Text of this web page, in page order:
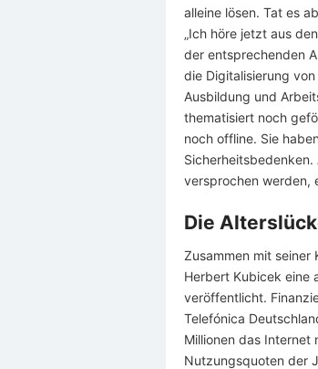
alleine lösen. Tat es
„Ich höre jetzt aus
der entsprechenden
die Digitalisierung
Ausbildung und
thematisiert noch
noch offline. Sie
Sicherheitsbedenken.
versprochen werden,
Die
Zusammen mit seiner
Herbert Kubicek eine
veröffentlicht.
Telefónica
Millionen das Internet
Nutzungsquoten der